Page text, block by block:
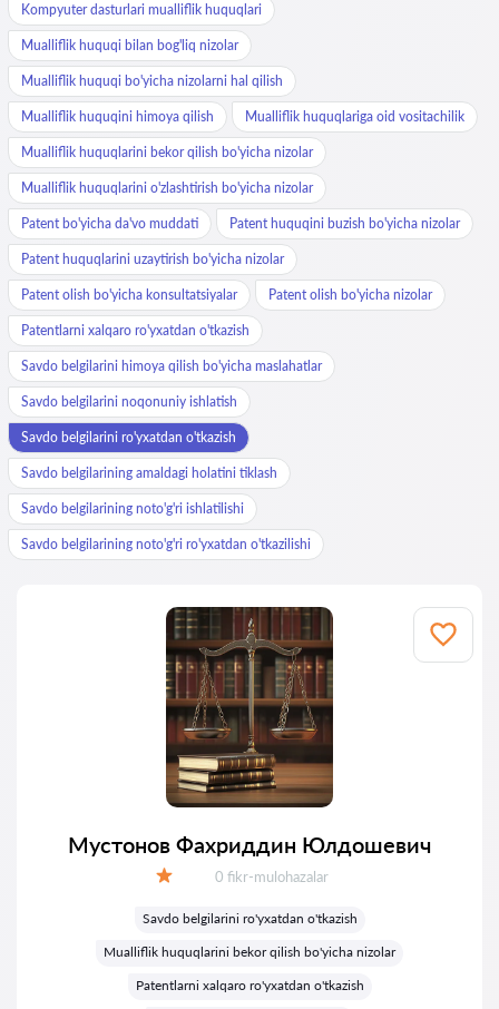
Kompyuter dasturlari mualliflik huquqlari
Mualliflik huquqi bilan bog'liq nizolar
Mualliflik huquqi bo'yicha nizolarni hal qilish
Mualliflik huquqini himoya qilish Mualliflik huquqlariga oid vositachilik
Mualliflik huquqlarini bekor qilish bo'yicha nizolar
Mualliflik huquqlarini o'zlashtirish bo'yicha nizolar
Patent bo'yicha da'vo muddati Patent huquqini buzish bo'yicha nizolar
Patent huquqlarini uzaytirish bo'yicha nizolar
Patent olish bo'yicha konsultatsiyalar Patent olish bo'yicha nizolar
Patentlarni xalqaro ro'yxatdan o'tkazish
Savdo belgilarini himoya qilish bo'yicha maslahatlar
Savdo belgilarini noqonuniy ishlatish
Savdo belgilarini ro'yxatdan o'tkazish
Savdo belgilarining amaldagi holatini tiklash
Savdo belgilarining noto'g'ri ishlatilishi
Savdo belgilarining noto'g'ri ro'yxatdan o'tkazilishi
Мустонов Фахриддин Юлдошевич
Fikrlar:
0 fikr-mulohazalar
Savdo belgilarini ro'yxatdan o'tkazish
Mualliflik huquqlarini bekor qilish bo'yicha nizolar
Patentlarni xalqaro ro'yxatdan o'tkazish